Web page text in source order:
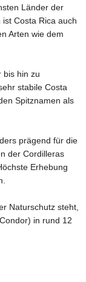
Länder der
Costa Rica auch
Arten wie dem
bis hin zu
stabile Costa
Spitznamen als
prägend für die
der Cordilleras
Erhebung
Naturschutz steht,
in rund 12